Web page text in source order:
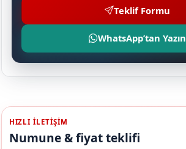
Teklif Formu
WhatsApp’tan Yazın
HIZLI ILETIŞIM
Numune & fiyat teklifi